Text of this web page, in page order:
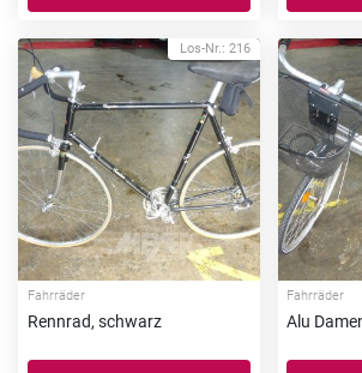
Los-Nr.: 216
Fahrräder
Rennrad, schwarz
Fahrräder
Alu